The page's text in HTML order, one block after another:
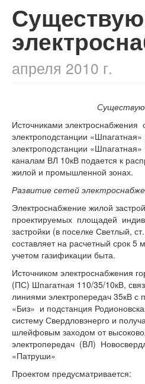
апреля 2010 г.
Существующее
Источниками электроснабжения
электроподстанции
электроподстанции
каналам ВЛ 10кВ подается к
жилой и промышленной зонах.
Развитие сетей
Электроснабжение жилой
проектируемых площадей
застройки (в поселке Светлый,
составляет на расчетный срок
учетом газификации быта.
Источником электроснабжения
(ПС) Шпагатная 110/35/10кВ,
линиями электропередач 35кВ с
«Биз» и подстанция
систему Свердловэнерго и
шлейфовым заходом от
электропередач (ВЛ)
«Патруши»
Проектом предусматривается: